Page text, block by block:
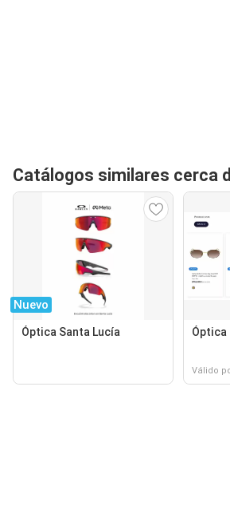
Catálogos similares cerca
Nuevo
Óptica Santa Lucía Óptica
Válido